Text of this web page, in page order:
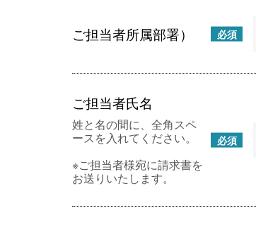
ご担当者所属部署） 必須
ご担当者氏名
必須
姓と名の間に、全角スペ
ースを入れてください。
※ご担当者様宛に請求書を
お送りいたします。